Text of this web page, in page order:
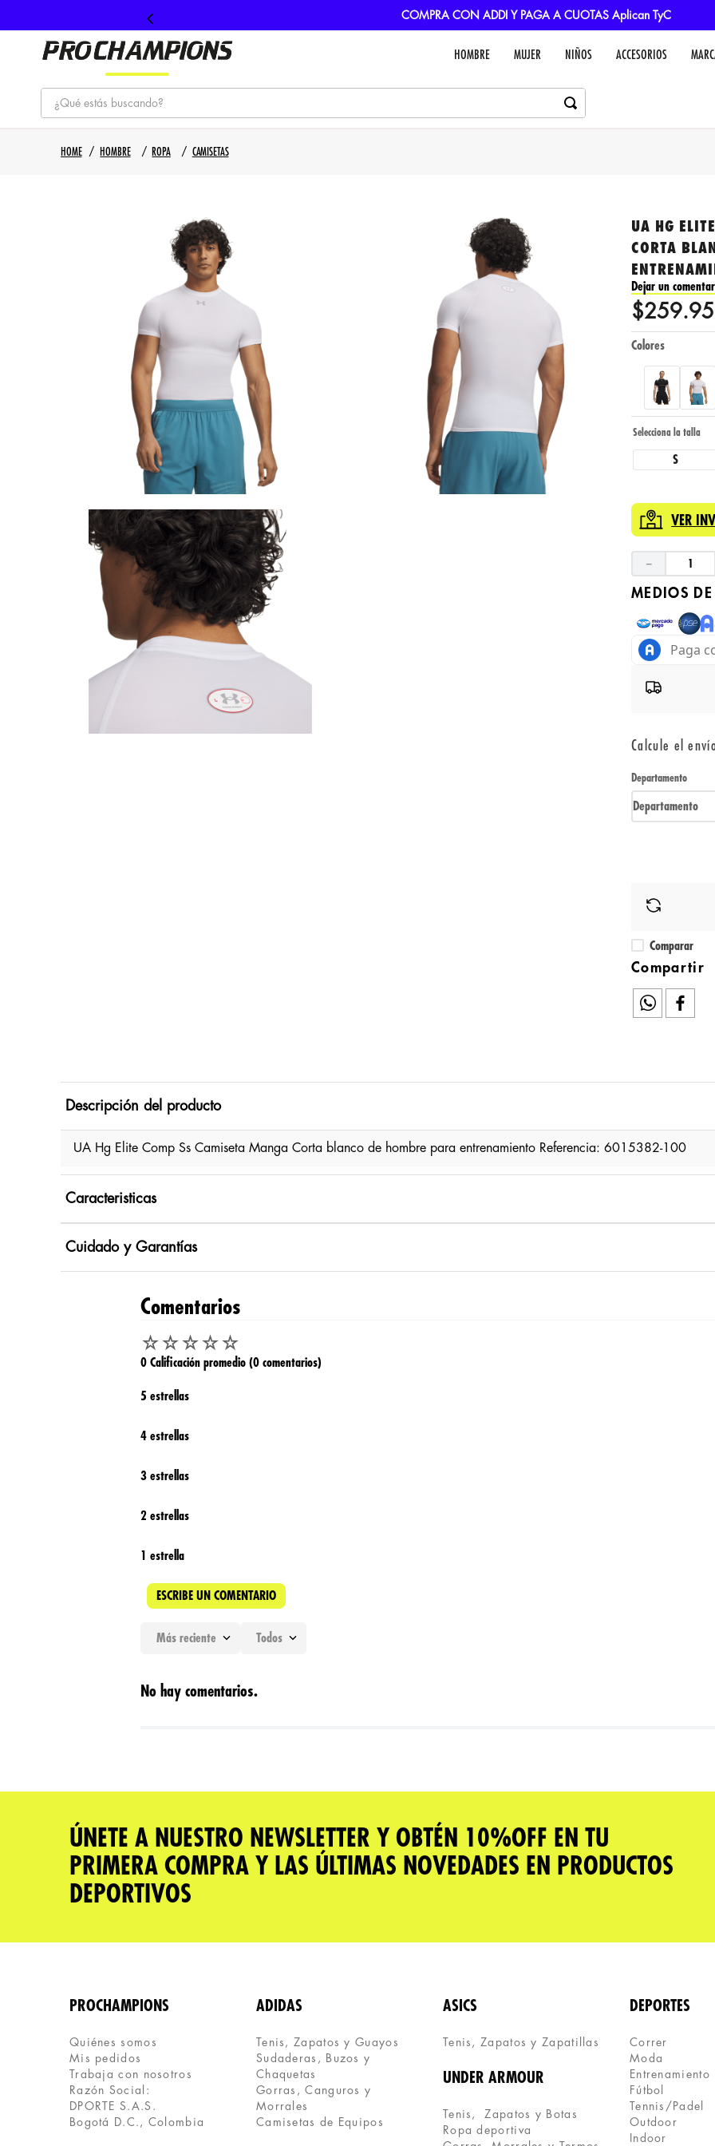
COMPRA CON ADDI Y PAGA A CUOTAS Aplican TyC
HOMBRE MUJER NIÑOS ACCESORIOS
¿Qué estás buscando?
1. tenis
HOMBRE ROPA CAMISETAS
UA HG
CORTA
Dejar un
$259.
Colores
S
VER
－
MEDIOS
Calcule el
Departamento
Departamento
Comparar
Descripción del producto
UA Hg Elite Comp Ss Camiseta Manga Corta blanco de hombre para entrenamiento Referencia: 6015382-100
Caracteristicas
Cuidado y Garantías
Comentarios
☆☆☆☆☆
0 Calificación promedio (0 comentarios)
5 estrellas
4 estrellas
3 estrellas
2 estrellas
1 estrella
ESCRIBE UN COMENTARIO
★★★★★
Dirección de email
ENVIAR COMENTARIO
Más reciente Todos
No hay comentarios.
ÚNETE A NUESTRO NEWSLETTER Y OBTÉN 10%OFF EN TU
PRIMERA COMPRA Y LAS ÚLTIMAS NOVEDADES EN PRODUCTOS
DEPORTIVOS
PROCHAMPIONS
Quiénes somos
Mis pedidos
Trabaja con nosotros
Razón Social:
DPORTE S.A.S.
Bogotá D.C., Colombia
ADIDAS
Tenis, Zapatos y Guayos
Sudaderas, Buzos y
Chaquetas
Gorras, Canguros y
Morrales
Camisetas de Equipos
ASICS
Tenis, Zapatos y Zapatillas
UNDER ARMOUR
Tenis,  Zapatos y Botas
Ropa deportiva
DEPORTES
Correr
Moda
Entrenamiento
Fútbol
Tennis/Padel
Outdoor
Indoor